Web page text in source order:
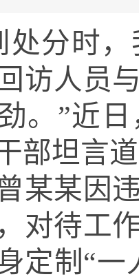
处分时
访人员
。”近
部坦言
某某因
对待工
定制 “一